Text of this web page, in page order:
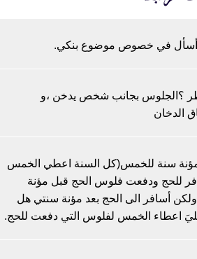
أسأل في خصوص موضوع بنكي.
؟الجلوس بجانب شخص يدخن ،و
الدخان
سنة للخمس(كل السنة اعطي الخمس
للحج ودفعت فلوس الحج قبل مؤنة
أسافر الى الحج بعد مؤنة سنتي هل
اعطاء الخمس لفلوس التي دفعت للحج.